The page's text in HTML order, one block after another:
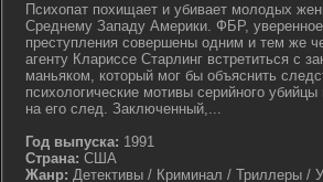
Психопат похищает и убивает молодых
Среднему Западу Америки. ФБР,
преступления совершены одним и тем же
агенту Клариссе Старлинг встретиться с
маньяком, который мог бы объяснить
психологические мотивы серийного
на его след. Заключенный,...
Год выпуска: 1991
Страна: США
Жанр: Детективы / Криминал / Триллеры /